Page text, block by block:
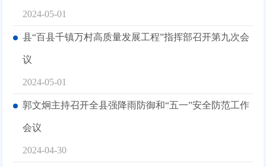
2024-05-01
县“百县千镇万村高质量发展工程”指挥部召开第九次会
议
2024-05-01
郭文炯主持召开全县强降雨防御和“五一”安全防范工作
会议
2024-04-30